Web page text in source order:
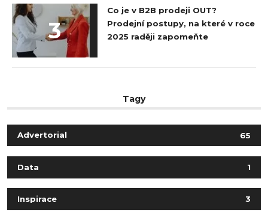
3
Co je v B2B prodeji OUT?
Prodejní postupy, na které v roce
2025 raději zapomeňte
Tagy
Advertorial 65
Data 1
Inspirace 3